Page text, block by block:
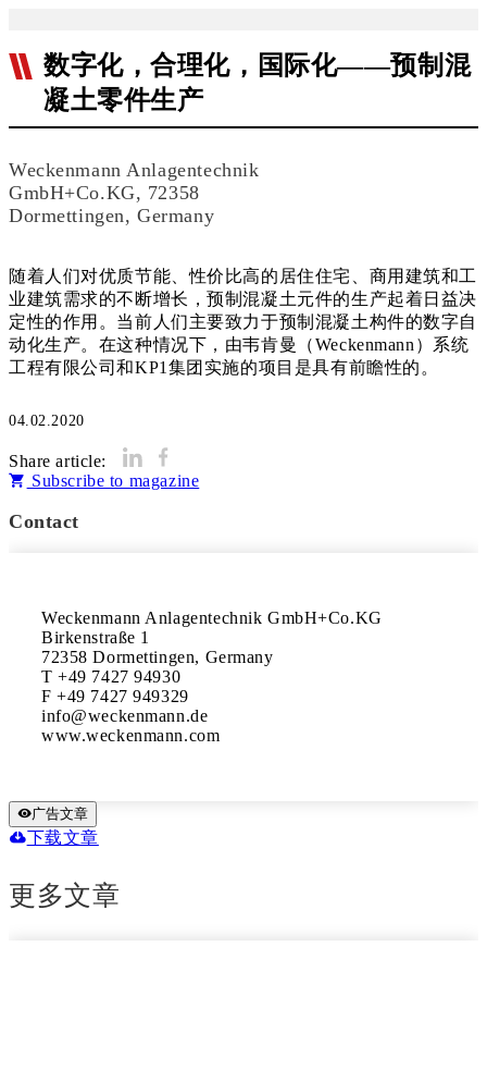
数字化，合理化，国际化——预制混
凝土零件生产
Weckenmann Anlagentechnik
GmbH+Co.KG, 72358
Dormettingen, Germany
随着人们对优质节能、性价比高的居住住宅、商用建筑和工
业建筑需求的不断增长，预制混凝土元件的生产起着日益决
定性的作用。当前人们主要致力于预制混凝土构件的数字自
动化生产。在这种情况下，由韦肯曼（Weckenmann）系统
工程有限公司和KP1集团实施的项目是具有前瞻性的。
04.02.2020
Share article:
Subscribe to magazine
Contact
Weckenmann Anlagentechnik GmbH+Co.KG
Birkenstraße 1
72358 Dormettingen, Germany
T +49 7427 94930
F +49 7427 949329
info@weckenmann.de
www.weckenmann.com
广告文章
下载文章
更多文章